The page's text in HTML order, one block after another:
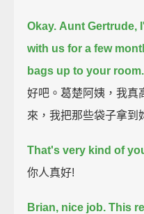
Okay. Aunt Gertrude,
with us for a few
bags up to your room.
好吧。葛楚阿姨，我真
來，我把那些袋子拿到
That's very kind of
你人真好!
Brian, nice job. This